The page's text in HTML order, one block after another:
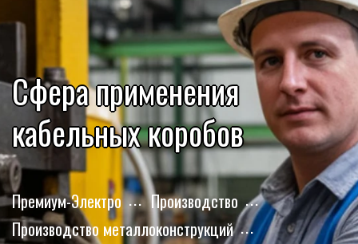
Сфера применения
кабельных коробов
Премиум-Электро
Производство
Производство металлоконструкций